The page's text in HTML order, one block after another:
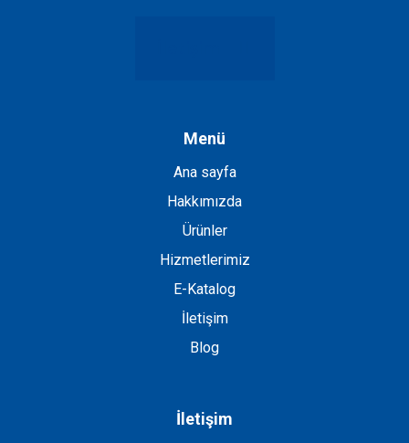
Menü
Ana sayfa
Hakkımızda
Ürünler
Hizmetlerimiz
E-Katalog
İletişim
Blog
İletişim